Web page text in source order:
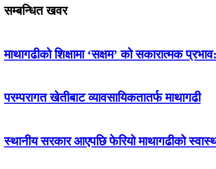
सम्बन्धित खवर
माथागढीको शिक्षामा ‘सक्षम’ को सकारात्मक
परम्परागत खेतीबाट व्यावसायिकतातर्फ माथागढी
स्थानीय सरकार आएपछि फेरियो माथागढीको